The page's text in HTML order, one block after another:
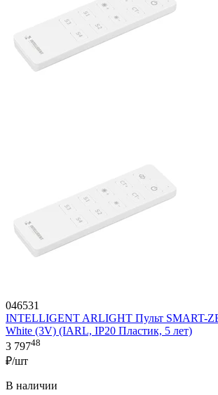
046531
INTELLIGENT ARLIGHT Пульт SMART-
White (3V) (IARL, IP20 Пластик, 5 лет)
3 79748
₽/шт
В наличии